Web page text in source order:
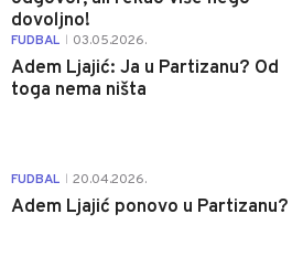
dovoljno!
FUDBAL 03.05.2026.
Adem Ljajić: Ja u Partizanu? Od
toga nema ništa
FUDBAL 20.04.2026.
Adem Ljajić ponovo u Partizanu?